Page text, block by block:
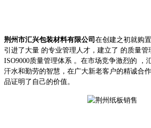
荆州市汇兴包装材料有限公司 在创建之初就购
引进了大量 的专业管理人才，建立了 的质量管
ISO9000质量管理体系 。在市场竞争激烈的 ，
汗水和勤劳的智慧，在广大新老客户的精诚合
品证明了自己的价值。